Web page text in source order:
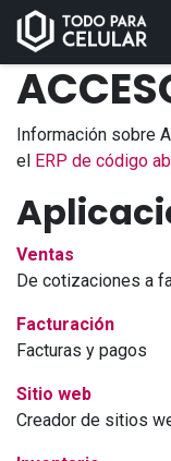
Información sobre
el ERP de código
Ventas
De cotizaciones a
Facturación
Facturas y pagos
Sitio web
Creador de sitios